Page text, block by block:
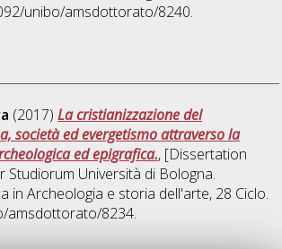
unibo/amsdottorato/8240.
(2017)La cristianizzazione del
società ed evergetismo attraverso la
ed epigrafica., [Dissertation
Studiorum Università di Bologna.
inArcheologia e storia dell'arte, 28 Ciclo.
amsdottorato/8234.